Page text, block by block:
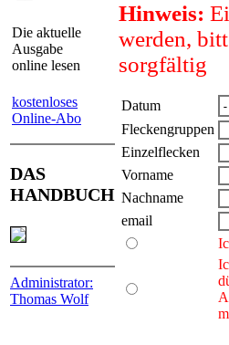
Die aktuelle
Ausgabe
online lesen
kostenloses
Online-Abo
DAS
HANDBUCH
Administrator:
Thomas Wolf
Hinweis:
werden,
sorgfältig
Datum
Fleckengruppen
Einzelflecken
Vorname
Nachname
email